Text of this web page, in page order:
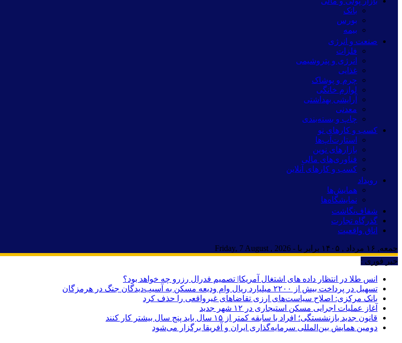
بانک
بورس
بیمه
صنعت و انرژی
فلزات
انرژی و پتروشیمی
غذایی
چرم و پوشاک
لوازم خانگی
آرایشی بهداشتی
معدنی
چاپ و بسته‌بندی
کسب و کارهای نو
استارت‌آپ‌ها
بازارهای نوین
فناوری‌های مالی
کسب و کارهای آنلاین
رویداد
همایش‌ها
نمایشگاه‌ها
شفاف‌نگاشت
گذرگاه تجارت
اتاق واقعیت
جمعه, ۱۶ مرداد , ۱۴۰۵ برابر با - Friday, 7 August , 2026
خبر فوری :
انس طلا در انتظار داده های اشتغال آمریکا| تصمیم فدرال رزرو چه خواهد بود؟
تسهیل در پرداخت بیش از ۲۲۰۰ میلیارد ریال وام ودیعه مسکن به آسیب‌دیدگان جنگ در هرمزگان
بانک مرکزی: اصلاح سیاست‌های ارزی تقاضاهای غیرواقعی را حذف کرد
آغاز عملیات اجرایی مسکن استیجاری در ۱۲ شهر جدید
قانون جدید بازنشستگی؛ افراد با سابقه کمتر از ۱۵ سال باید پنج سال بیشتر کار کنند
دومین همایش بین‌المللی سرمایه‌گذاری ایران و آفریقا برگزار می‌شود